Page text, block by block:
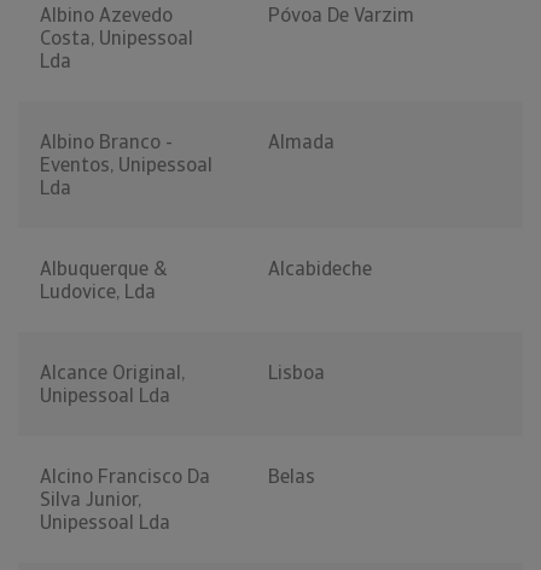
Albino Azevedo
Costa, Unipessoal
Lda
Póvoa De Varzim
Albino Branco -
Eventos, Unipessoal
Lda
Almada
Albuquerque &
Ludovice, Lda
Alcabideche
Alcance Original,
Unipessoal Lda
Lisboa
Alcino Francisco Da
Silva Junior,
Unipessoal Lda
Belas